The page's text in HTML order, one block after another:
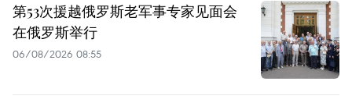
第53次援越俄罗斯老军事专家见面会
在俄罗斯举行
06/08/2026 08:55